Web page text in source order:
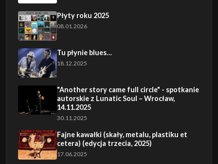
Płyty roku 2025
08.01.2026
Tu płynie blues…
18.12.2025
"Another story came full circle" - spotkanie
autorskie z Lunatic Soul – Wrocław,
14.11.2025
30.11.2025
Fajne kawałki (skały, metalu, plastiku et
cetera) (edycja trzecia, 2025)
17.06.2025